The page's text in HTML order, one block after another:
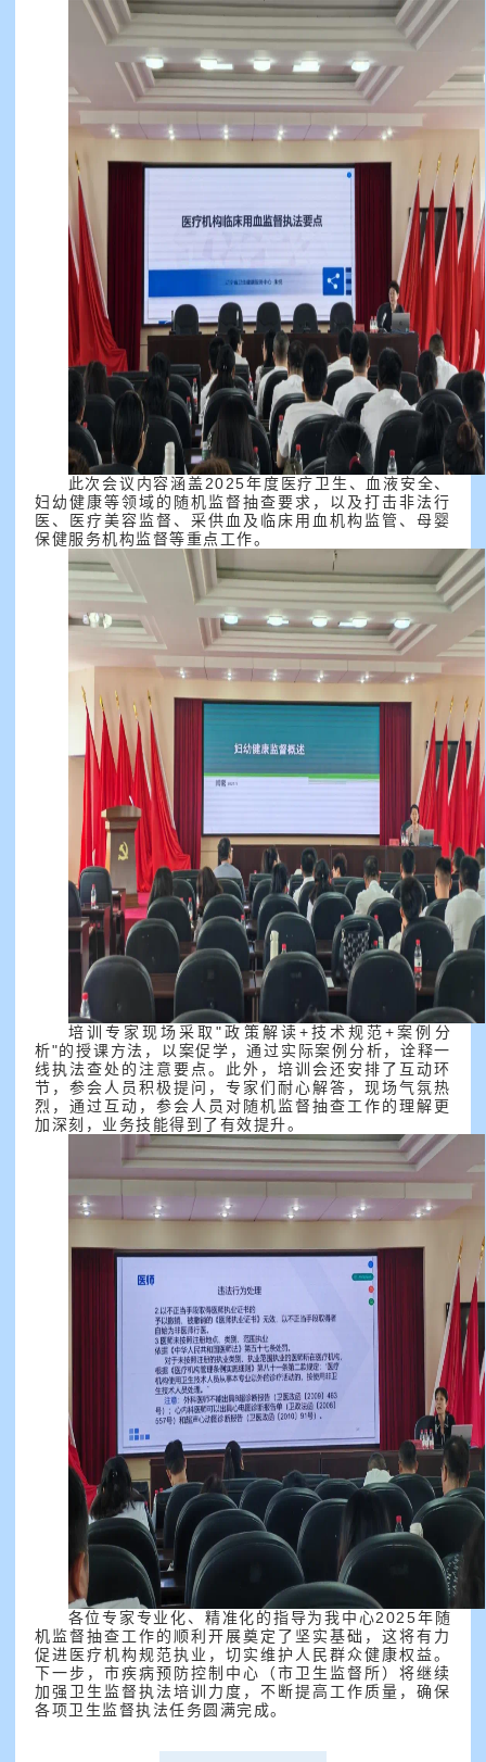
此次会议内容涵盖2025年度医疗卫生、血液安全、
妇幼健康等领域的随机监督抽查要求，以及打击非法行
医、医疗美容监督、采供血及临床用血机构监管、母婴
保健服务机构监督等重点工作。
培训专家现场采取"政策解读+技术规范+案例分
析"的授课方法，以案促学，通过实际案例分析，诠释一
线执法查处的注意要点。此外，培训会还安排了互动环
节，参会人员积极提问，专家们耐心解答，现场气氛热
烈，通过互动，参会人员对随机监督抽查工作的理解更
加深刻，业务技能得到了有效提升。
各位专家专业化、精准化的指导为我中心2025年随
机监督抽查工作的顺利开展奠定了坚实基础，这将有力
促进医疗机构规范执业，切实维护人民群众健康权益。
下一步，市疾病预防控制中心（市卫生监督所）将继续
加强卫生监督执法培训力度，不断提高工作质量，确保
各项卫生监督执法任务圆满完成。